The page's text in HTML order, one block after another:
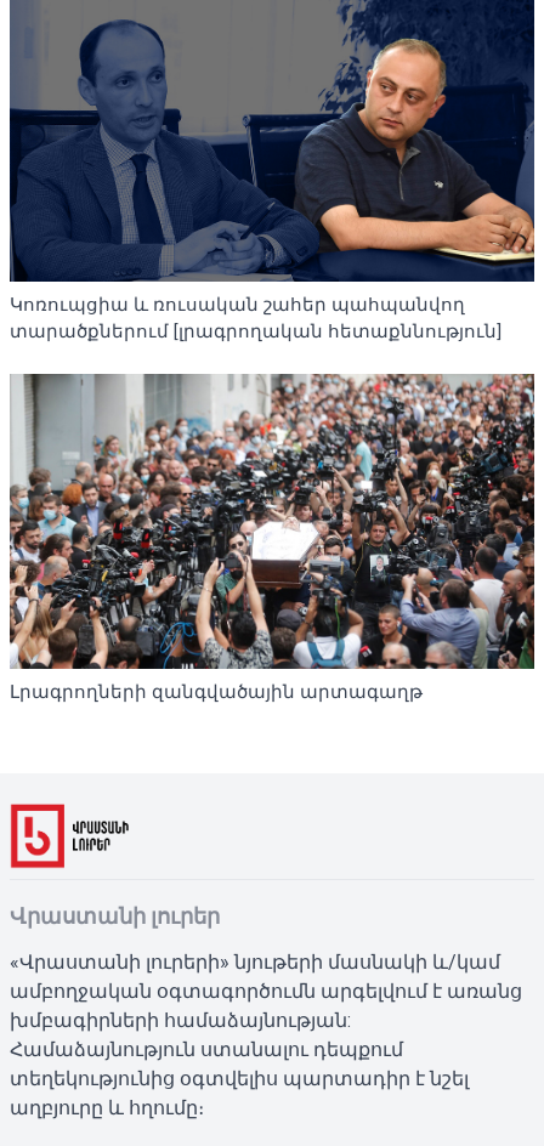
Կոռուպցիա և ռուսական շահեր պահպանվող
տարածքներում [լրագրողական հետաքննություն]
Լրագրողների զանգվածային արտագաղթ
Վրաստանի լուրեր
«Վրաստանի լուրերի» նյութերի մասնակի և/կամ
ամբողջական օգտագործումն արգելվում է առանց
խմբագիրների համաձայնության:
Համաձայնություն ստանալու դեպքում
տեղեկությունից օգտվելիս պարտադիր է նշել
աղբյուրը և հղումը։